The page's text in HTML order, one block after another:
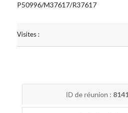
P50996/M37617/R37617
Visites :
ID de réunion :